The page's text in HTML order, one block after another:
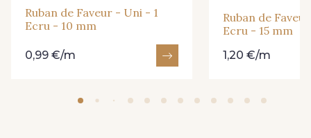
369 - 369 Turquoise 385 - 385 Bordeaux
Ruban de Faveur - Uni - 1
Ecru - 10 mm
0,99 €/m
Ruban de
Ecru - 15 mm
1,20 €/m